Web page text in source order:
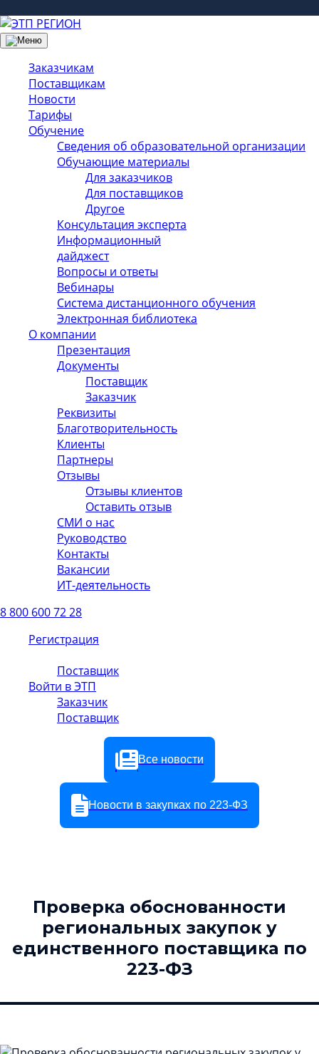
Заказчикам
Поставщикам
Новости
Тарифы
Обучение
Сведения об образовательной организации
Обучающие материалы
Для заказчиков
Для поставщиков
Другое
Консультация эксперта
Информационный
дайджест
Вопросы и ответы
Вебинары
Система дистанционного обучения
Электронная библиотека
О компании
Презентация
Документы
Поставщик
Заказчик
Реквизиты
Благотворительность
Клиенты
Партнеры
Отзывы
Отзывы клиентов
Оставить отзыв
СМИ о нас
Руководство
Контакты
Вакансии
ИТ-деятельность
8 800 600 72 28
Регистрация
Поставщик
Войти в ЭТП
Заказчик
Поставщик
Все новости
Новости в закупках по 223-ФЗ
Проверка обоснованности
региональных закупок у
единственного поставщика по
223-ФЗ